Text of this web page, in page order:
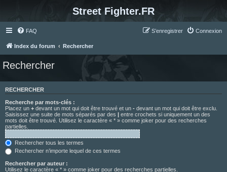
Street Fighter.FR
FAQ Connexion
S’enregistrer
Index du forum Rechercher
Rechercher
RECHERCHER
Recherche par mots-clés :
Placez un + devant un mot qui doit être trouvé et un - devant un mot qui doit être exclu.
Saisissez une suite de mots séparés par des | entre crochets si uniquement un des
mots doit être trouvé. Utilisez le caractère « * » comme joker pour des recherches
partielles.
Rechercher tous les termes
Rechercher n’importe lequel de ces termes
Rechercher par auteur :
Utilisez le caractère « * » comme joker pour des recherches partielles.